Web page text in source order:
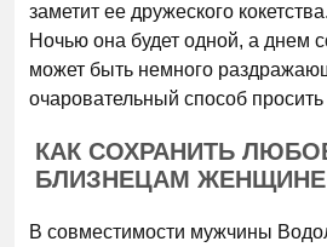
заметит ее дружеского
Ночью она будет одной, а днем
может быть немного
очаровательный способ
КАК СОХРАНИТЬ
БЛИЗНЕЦАМ ЖЕНЩИНЕ
В совместимости мужчины